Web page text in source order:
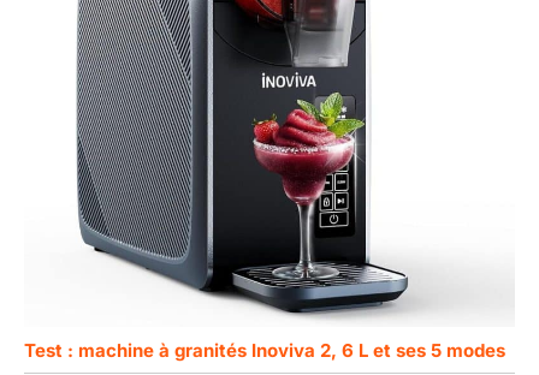
Test : machine à granités Inoviva 2, 6 L et ses 5 modes